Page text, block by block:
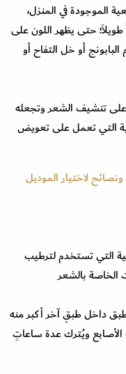
الموجودة في المنزل،
حتى يظهر اللون على
أو خل التفاح أو
على تنشيف الشعر وتجعله
التي تعمل على تعويض
لاختيار الموديل
التي تستخدم لترطيب
الخاصة بالشعر
داخل طبقٍ آخر أكبر منه
ويُترك عدة ساعاتٍ